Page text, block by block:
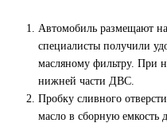
Автомобиль размещают
специалисты получили
масляному фильтру. При
нижней части ДВС.
Пробку сливного
масло в сборную емкость